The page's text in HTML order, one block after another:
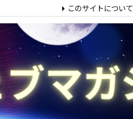
このサイトについて